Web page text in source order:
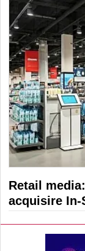
Retail
acquisire In-